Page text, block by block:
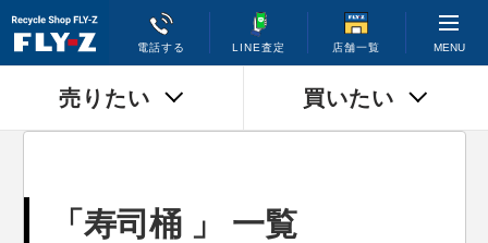
電話する LINE査定 店舗一覧 MENU
売りたい 買いたい
「寿司桶 」 一覧